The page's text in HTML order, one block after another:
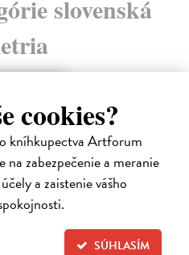
cookies?
kníhkupectva Artforum
na zabezpečenie a meranie
a zaistenie vášho
SÚHLASÍM
slovenská